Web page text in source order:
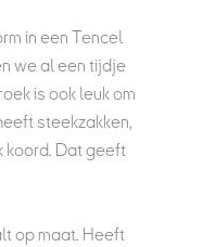
in een Tencel
we al een tijdje
is ook leuk om
steekzakken,
koord. Dat geeft
op maat. Heeft